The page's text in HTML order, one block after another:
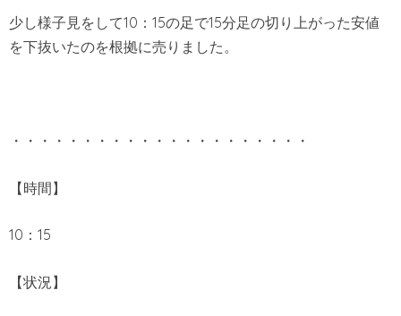
少し様子見をして10：15の足で15分足の切り上がった安値
を下抜いたのを根拠に売りました。
・・・・・・・・・・・・・・・・・・・・・
【時間】
10：15
【状況】